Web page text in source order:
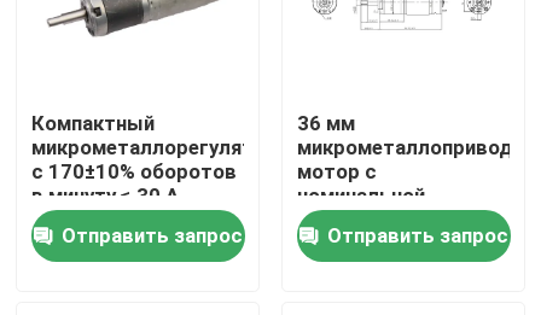
Домой
Продукты
Компактный
микрометаллорегулятор
с 170±10% оборотов
в минуту ≤ 30 А
постоянного тока
Отправить запрос
36 мм
мотор с
номинальной
скоростью нагрузки
140±10% оборотов в
минуту
Отправить запрос